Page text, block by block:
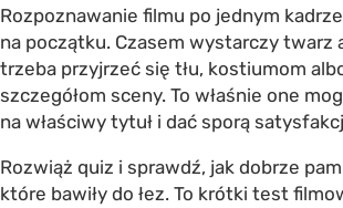
Rozpoznawanie filmu po jednym
na początku. Czasem wystarczy twarz
trzeba przyjrzeć się tłu, kostiumom
szczegółom sceny. To właśnie one
na właściwy tytuł i dać sporą
Rozwiąż quiz i sprawdź, jak dobrze
które bawiły do łez. To krótki test